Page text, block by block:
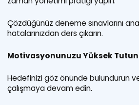
Çözdüğünüz deneme sınavlarını
hatalarınızdan ders çıkarın.
Motivasyonunuzu Yüksek
Hedefinizi göz önünde bulundurun
çalışmaya devam edin.